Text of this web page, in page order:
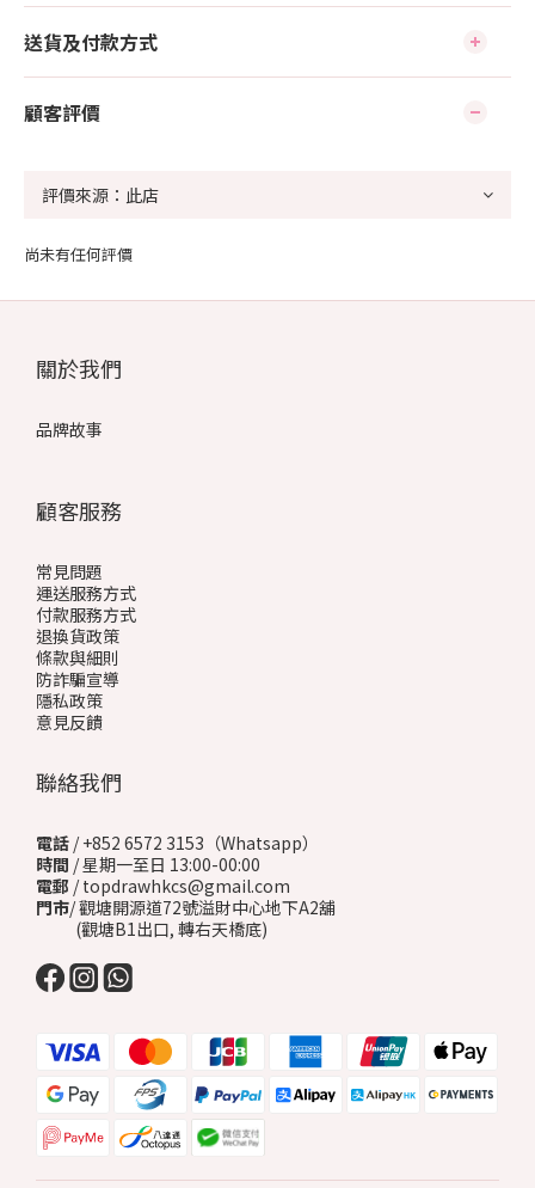
送貨及付款方式
顧客評價
尚未有任何評價
關於我們
品牌故事
顧客服務
常見問題
運送服務方式
付款服務方式
退換貨政策
條款與細則
防詐騙宣導
隱私政策
意見反饋
聯絡我們
電話 / +852 6572 3153（Whatsapp）
時間 / 星期一至日 13:00-00:00
電郵 / topdrawhkcs@gmail.com
門市/ 觀塘開源道72號溢財中心地下A2舖
(觀塘B1出口, 轉右天橋底)